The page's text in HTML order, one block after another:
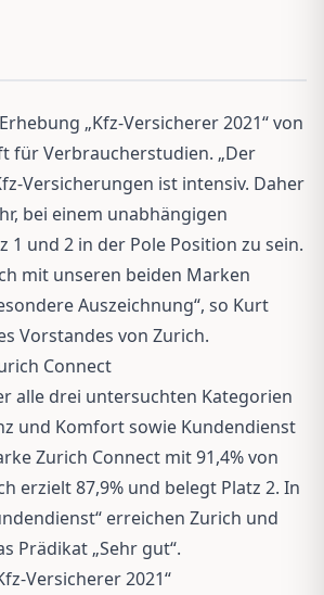
„Kfz-Versicherer 2021“ von
für Verbraucherstudien. „Der
Versicherungen ist intensiv. Daher
bei einem unabhängigen
1 und 2 in der Pole Position zu sein.
mit unseren beiden Marken
Auszeichnung“, so Kurt
Vorstandes von Zurich.
Connect
alle drei untersuchten Kategorien
und Komfort sowie Kundendienst
Zurich Connect mit 91,4% von
erzielt 87,9% und belegt Platz 2. In
erreichen Zurich und
Prädikat „Sehr gut“.
Versicherer 2021“